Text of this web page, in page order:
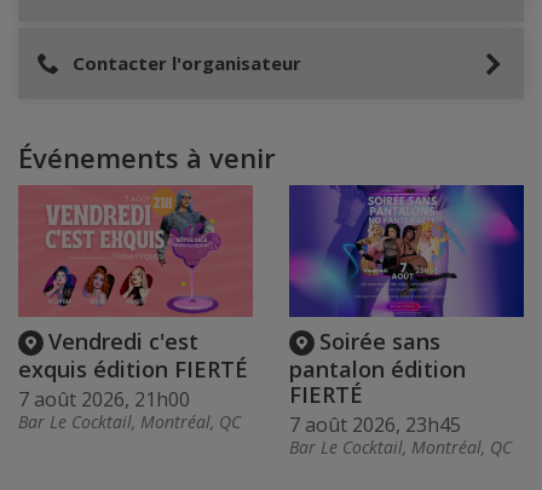
Contacter l'organisateur
Événements à venir
Vendredi c'est
exquis édition FIERTÉ
7 août 2026, 21h00
Bar Le Cocktail, Montréal, QC
Soirée sans
pantalon édition
FIERTÉ
7 août 2026, 23h45
Bar Le Cocktail, Montréal, QC